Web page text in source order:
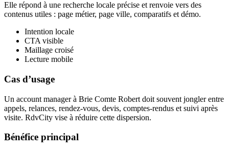
Elle répond à une recherche locale précise et renvoie vers des
contenus utiles : page métier, page ville, comparatifs et démo.
Intention locale
CTA visible
Maillage croisé
Lecture mobile
Cas d’usage
Un account manager à Brie Comte Robert doit souvent jongler entre
appels, relances, rendez-vous, devis, comptes-rendus et suivi après
visite. RdvCity vise à réduire cette dispersion.
Bénéfice principal